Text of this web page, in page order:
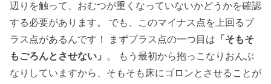
辺りを触って、おむつが重くなっていないかどうかを確認
する必要があります。 でも、このマイナス点を上回るプ
ラス点があるんです！ まずプラス点の一つ目は 「そもそ
もごろんとさせない」
。 もう最初から抱っこなりおんぶ
なりしていますから、そもそも床にゴロンとさせることが